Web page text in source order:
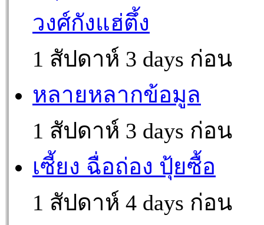
วงศ์กังแฮ่ตึ้ง
1 สัปดาห์ 3 days ก่อน
หลายหลากข้อมูล
1 สัปดาห์ 3 days ก่อน
เซี้ยง ฉื่อถ่อง ปุ้ยซื้อ
1 สัปดาห์ 4 days ก่อน